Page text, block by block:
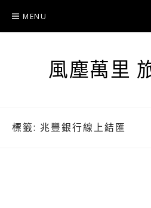
content
MENU
風塵萬里
標籤: 兆豐銀行線上結匯